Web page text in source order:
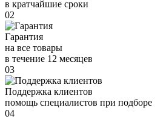
в кратчайшие сроки
02
Гарантия
на все товары
в течение 12 месяцев
03
Поддержка клиентов
помощь специалистов при подборе
04